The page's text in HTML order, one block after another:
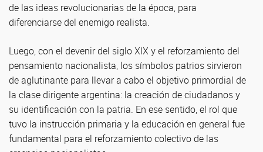
de las ideas revolucionarias de la época, para
diferenciarse del enemigo realista.
Luego, con el devenir del siglo XIX y el reforzamiento del
pensamiento nacionalista, los símbolos patrios sirvieron
de aglutinante para llevar a cabo el objetivo primordial de
la clase dirigente argentina: la creación de ciudadanos y
su identificación con la patria. En ese sentido, el rol que
tuvo la instrucción primaria y la educación en general fue
fundamental para el reforzamiento colectivo de las